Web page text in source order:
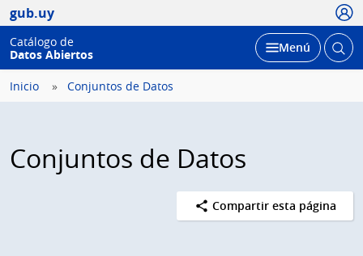
gub.uy
Catálogo de
Datos Abiertos
Desplegar
Menú Abrir
Inicio Conjuntos de Datos
Conjuntos de Datos
Compartir esta página